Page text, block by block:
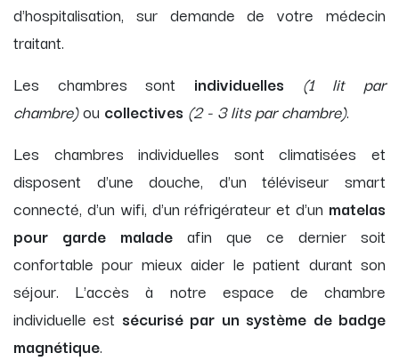
d'hospitalisation, sur demande de votre médecin
traitant.
Les chambres sont individuelles (1 lit par
chambre)ou collectives (2 - 3 lits par chambre).
Les chambres individuelles sont climatisées et
disposent d'une douche, d'un téléviseur smart
connecté, d'un wifi, d'un réfrigérateur et d'un matelas
pour garde malade afin que ce dernier soit
confortable pour mieux aider le patient durant son
séjour. L'accès à notre espace de chambre
individuelle est sécurisé par un système de badge
magnétique.